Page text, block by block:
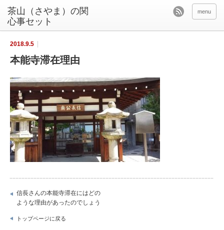
茶山（さやま）の関
心事セット
menu
2018.9.5
本能寺滞在理由
信長さんの本能寺滞在にはどの
ような理由があったのでしょう
トップページに戻る